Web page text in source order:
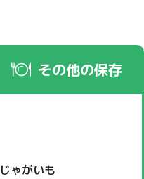
その他の保存
じゃがいも